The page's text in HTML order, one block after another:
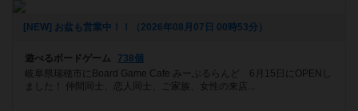
[NEW] お盆も営業中！！（2026年08月07日 00時53分）
遊べるボードゲーム
738個
岐阜県瑞穂市にBoard Game Cafe みーぷるらんど 6月15日にOPENし
ました！ 仲間同士、恋人同士、ご家族、女性の来店...